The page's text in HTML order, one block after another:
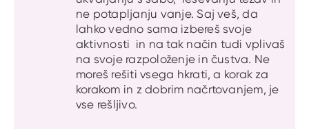
ne potapljanju vanje. Saj veš, da
lahko vedno sama izbereš svoje
aktivnosti in na tak način tudi vplivaš
na svoje razpoloženje in čustva. Ne
moreš rešiti vsega hkrati, a korak za
korakom in z dobrim načrtovanjem, je
vse rešljivo.